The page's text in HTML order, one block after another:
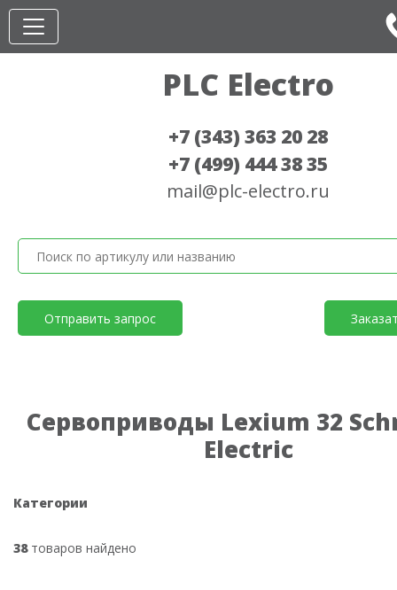
PLC Electro
+7 (343) 363 20 28
+7 (499) 444 38 35
mail@plc-electro.ru
Отправить запрос
Сервоприводы Lexium 32
Electric
Категории
38товаров найдено